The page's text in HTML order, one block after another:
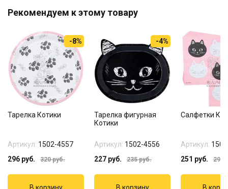
Рекомендуем к этому товару
-8%
Тарелка Котики
Артикул: 1502-4557
296 руб. 320руб.
-4%
Тарелка фигурная
Котики
Артикул: 1502-4556
227 руб. 235руб.
Салфетки
Артикул:
251 руб. 299